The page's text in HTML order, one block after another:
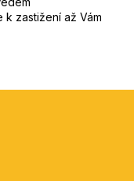
k zastižení až Vám